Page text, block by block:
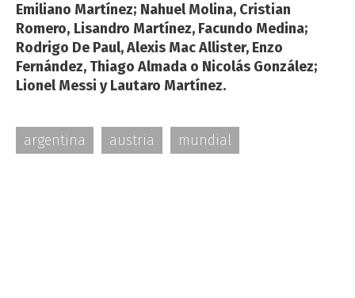
Emiliano Martínez; Nahuel Molina, Cristian
Romero, Lisandro Martínez, Facundo Medina;
Rodrigo De Paul, Alexis Mac Allister, Enzo
Fernández, Thiago Almada o Nicolás González;
Lionel Messi y Lautaro Martínez.
argentina austria mundial